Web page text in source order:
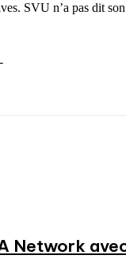
SVU n’a pas dit
Network